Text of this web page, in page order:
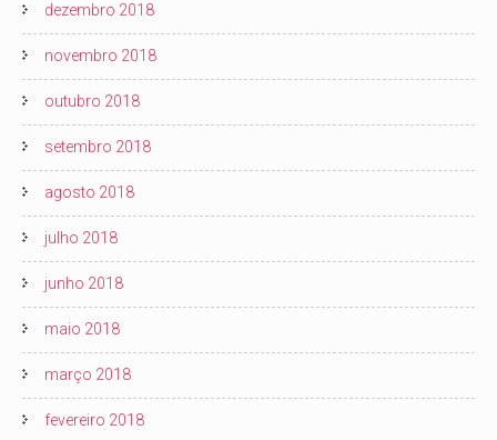
dezembro 2018
novembro 2018
outubro 2018
setembro 2018
agosto 2018
julho 2018
junho 2018
maio 2018
março 2018
fevereiro 2018